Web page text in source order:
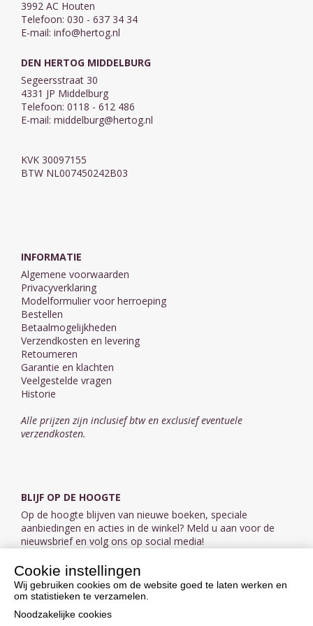
3992 AC Houten
Telefoon: 030 - 637 34 34
E-mail: info@hertog.nl
DEN HERTOG MIDDELBURG
Segeersstraat 30
4331 JP Middelburg
Telefoon: 0118 - 612 486
E-mail: middelburg@hertog.nl
KVK 30097155
BTW NL007450242B03
INFORMATIE
Algemene voorwaarden
Privacyverklaring
Modelformulier voor herroeping
Bestellen
Betaalmogelijkheden
Verzendkosten en levering
Retourneren
Garantie en klachten
Veelgestelde vragen
Historie
Alle prijzen zijn inclusief btw en exclusief eventuele
verzendkosten.
BLIJF OP DE HOOGTE
Op de hoogte blijven van nieuwe boeken, speciale
aanbiedingen en acties in de winkel? Meld u aan voor de
nieuwsbrief en volg ons op social media!
Aanmelden nieuwsbrief
VOLG ONS OP SOCIAL MEDIA
Cookie instellingen
Wij gebruiken cookies om de website goed te laten werken en
om statistieken te verzamelen.
Noodzakelijke cookies